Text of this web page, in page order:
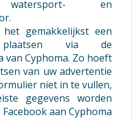
watersport- en
gemakkelijkst een
plaatsen via de
van Cyphoma. Zo hoeft
van uw advertentie
niet in te vullen,
gegevens worden
aan Cyphoma